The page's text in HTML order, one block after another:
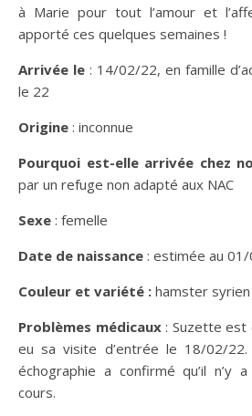
à Marie pour tout l’amour et
apporté ces quelques semaines !
Arrivée le : 14/02/22, en famille
le 22
Origine : inconnue
Pourquoi est-elle arrivée chez
par un refuge non adapté aux NAC
Sexe : femelle
Date de naissance : estimée au
Couleur et variété : hamster syrien
Problèmes médicaux: Suzette est
eu sa visite d’entrée le 18/02/
échographie a confirmé qu’il n’y
cours.